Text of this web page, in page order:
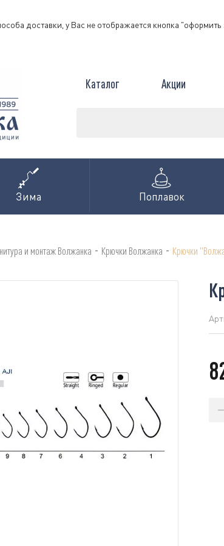
доставки, у Вас не отображается кнопка
Каталог Акции
Зима Поплавок
и монтаж Волжанка - Крючки Волжанка - Крючки